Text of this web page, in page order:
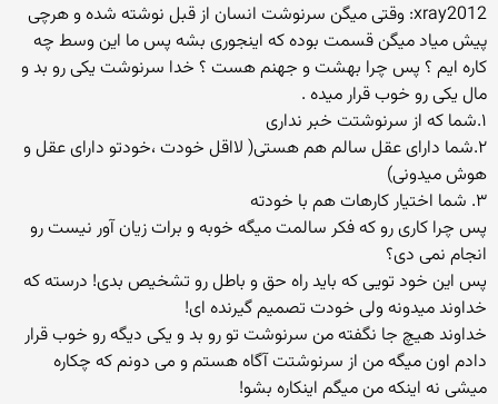
xray2012: وقتی میگن سرنوشت انسان از قبل نوشته شده و هرچی
پیش میاد میگن قسمت بوده که اینجوری بشه پس ما این وسط چه
کاره ایم ؟ پس چرا بهشت و جهنم هست ؟ خدا سرنوشت یکی رو بد و
مال یکی رو خوب قرار میده .
۱.شما که از سرنوشتت خبر نداری
۲.شما دارای عقل سالم هم هستی( لااقل خودت ،خودتو دارای عقل و
هوش میدونی)
۳. شما اختیار کارهات هم با خودته
پس چرا کاری رو که فکر سالمت میگه خوبه و برات زیان آور نیست رو
انجام نمی دی؟
پس این خود تویی که باید راه حق و باطل رو تشخیص بدی! درسته که
خداوند میدونه ولی خودت تصمیم گیرنده ای!
خداوند هیچ جا نگفته من سرنوشت تو رو بد و یکی دیگه رو خوب قرار
دادم اون میگه من از سرنوشتت آگاه هستم و می دونم که چکاره
میشی نه اینکه من میگم اینکاره بشو!